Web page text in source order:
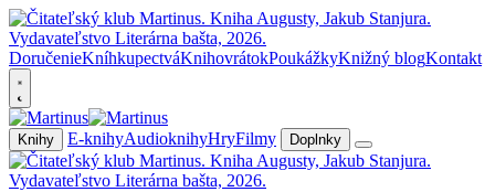
DoručenieKníhkupectváKnihovrátokPoukážkyKnižný blogKontakt
Knihy E-knihyAudioknihyHryFilmy Doplnky